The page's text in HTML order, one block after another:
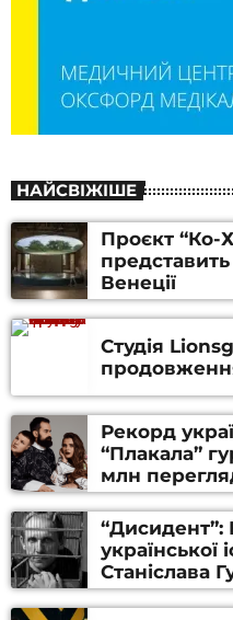
НАЙСВІЖІШЕ
Проєкт “Ко-
представить
Венеції
Студія
Рекорд
“Плакала”
млн
української
Станіслава
Алфьорова